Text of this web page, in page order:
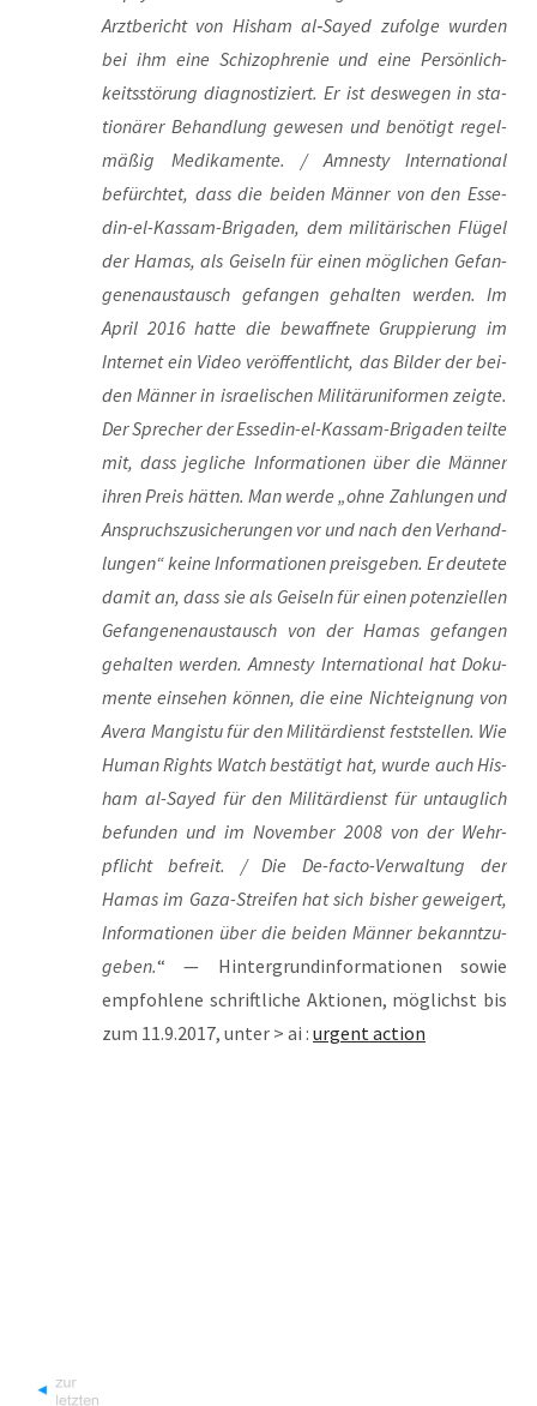
Arzt­be­richt von His­ham al‑Sayed zufol­ge wur­den
bei ihm eine Schi­zo­phre­nie und eine Per­sön­lich­
keits­stö­rung dia­gnos­ti­ziert. Er ist des­we­gen in sta­
tio­nä­rer Behand­lung gewe­sen und benö­tigt regel­
mä­ßig Medi­ka­men­te. / Amnes­ty Inter­na­tio­nal
befürch­tet, dass die bei­den Män­ner von den Esse­
din-el-Kas­sam-Bri­ga­den, dem mili­tä­ri­schen Flü­gel
der Hamas, als Gei­seln für einen mög­li­chen Gefan­
ge­nen­aus­tausch gefan­gen gehal­ten wer­den. Im
April 2016 hat­te die bewaff­ne­te Grup­pie­rung im
Inter­net ein Video ver­öf­fent­licht, das Bil­der der bei­
den Män­ner in israe­li­schen Mili­tär­uni­for­men zeig­te.
Der Spre­cher der Esse­din-el-Kas­sam-Bri­ga­den teil­te
mit, dass jeg­li­che Infor­ma­tio­nen über die Män­ner
ihren Preis hät­ten. Man wer­de „ohne Zah­lun­gen und
Anspruchs­zu­si­che­run­gen vor und nach den Ver­hand­
lun­gen“ kei­ne Infor­ma­tio­nen preis­ge­ben. Er deu­te­te
damit an, dass sie als Gei­seln für einen poten­zi­el­len
Gefan­ge­nen­aus­tausch von der Hamas gefan­gen
gehal­ten wer­den. Amnes­ty Inter­na­tio­nal hat Doku­
men­te ein­se­hen kön­nen, die eine Nicht­eig­nung von
Ave­ra Man­gis­tu für den Mili­tär­dienst fest­stel­len. Wie
Human Rights Watch bestä­tigt hat, wur­de auch His­
ham al-Say­ed für den Mili­tär­dienst für untaug­lich
befun­den und im Novem­ber 2008 von der Wehr­
pflicht befreit. / Die De-fac­to-Ver­wal­tung der
Hamas im Gaza-Strei­fen hat sich bis­her gewei­gert,
Infor­ma­tio­nen über die bei­den Män­ner bekannt­zu­
ge­ben.“ — Hin­ter­grund­in­for­ma­tio­nen sowie
emp­foh­le­ne schrift­li­che Aktio­nen, mög­lichst bis
zum 11.9.2017, unter > ai : urgent action